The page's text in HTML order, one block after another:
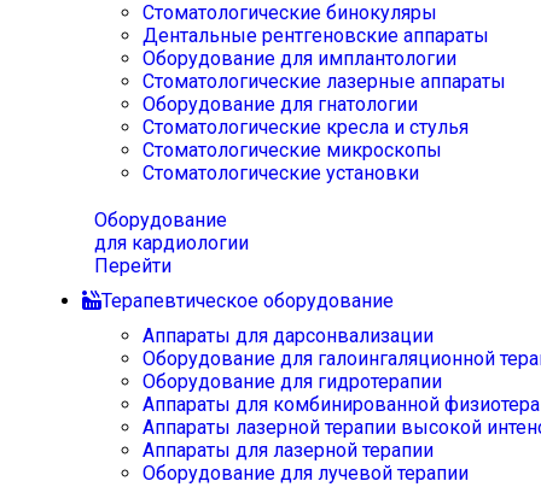
Стоматологические бинокуляры
Дентальные рентгеновские аппараты
Оборудование для имплантологии
Стоматологические лазерные аппараты
Оборудование для гнатологии
Стоматологические кресла и стулья
Стоматологические микроскопы
Стоматологические установки
Оборудование
для кардиологии
Перейти
Терапевтическое оборудование
Аппараты для дарсонвализации
Оборудование для галоингаляционной
Оборудование для гидротерапии
Аппараты для комбинированной
Аппараты лазерной терапии высокой
Аппараты для лазерной терапии
Оборудование для лучевой терапии